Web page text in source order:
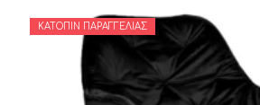
ΚΑΤΌΠΙΝ ΠΑΡΑΓΓΕΛΊΑΣ